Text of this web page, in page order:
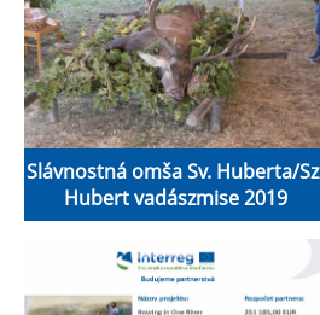
Slávnostná omša Sv. Huberta/
Hubert vadászmise 2019